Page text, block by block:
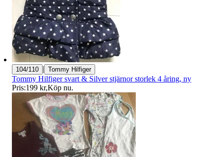
104/110 | Tommy Hilfiger
Tommy Hilfiger svart & Silver stjärnor storlek 4 åring, ny
Pris:199 kr,Köp nu.